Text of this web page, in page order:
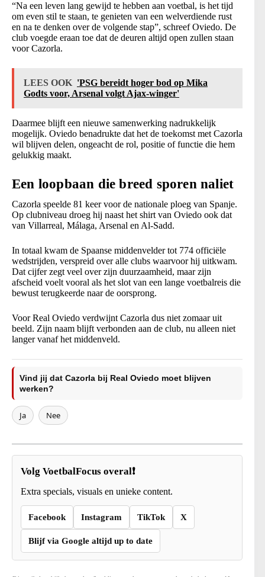
“Na een leven lang gewijd te hebben aan voetbal, is het tijd
om even stil te staan, te genieten van een welverdiende rust
en na te denken over de volgende stap”, schreef Oviedo. De
club voegde eraan toe dat de deuren altijd open zullen staan
voor Cazorla.
LEES OOK 'PSG bereidt hoger bod op Mika
Godts voor, Arsenal volgt Ajax-winger'
Daarmee blijft een nieuwe samenwerking nadrukkelijk
mogelijk. Oviedo benadrukte dat het de toekomst met Cazorla
wil blijven delen, ongeacht de rol, positie of functie die hem
gelukkig maakt.
Een loopbaan die breed sporen naliet
Cazorla speelde 81 keer voor de nationale ploeg van Spanje.
Op clubniveau droeg hij naast het shirt van Oviedo ook dat
van Villarreal, Málaga, Arsenal en Al-Sadd.
In totaal kwam de Spaanse middenvelder tot 774 officiële
wedstrijden, verspreid over alle clubs waarvoor hij uitkwam.
Dat cijfer zegt veel over zijn duurzaamheid, maar zijn
afscheid voelt vooral als het slot van een lange voetbalreis die
bewust terugkeerde naar de oorsprong.
Voor Real Oviedo verdwijnt Cazorla dus niet zomaar uit
beeld. Zijn naam blijft verbonden aan de club, nu alleen niet
langer vanaf het middenveld.
Vind jij dat Cazorla bij Real Oviedo moet blijven
werken?
Ja Nee
Volg VoetbalFocus overal❗
Extra specials, visuals en unieke content.
Facebook Instagram TikTok X
Blijf via Google altijd up to date